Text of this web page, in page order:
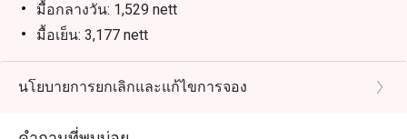
มื้อกลางวัน: 1,529 nett
มื้อเย็น: 3,177 nett
วันจันทร์ – ศุกร์ (12.00 – 14.30 น.) - โกจิบุฟเฟ่ต์มื้อกลาง
วัน
วันจันทร์-พฤหัสบดี (17.30 – 22.00 น.) – บุฟเฟ่ต์มื้อเย็น
นโยบายการยกเลิกและแก้ไขการจอง